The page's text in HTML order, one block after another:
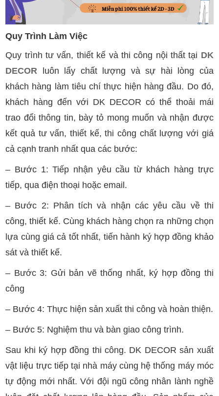
Quy Trình Làm Việc
Quy trình tư vấn, thiết kế và thi công nội thất tại DK
DECOR luôn lấy chất lượng và sự hài lòng của
khách hàng làm tiêu chí thực hiện hàng đầu. Do đó,
khách hàng đến với DK DECOR có thể thoải mái
trao đổi thông tin, bày tỏ mong muốn và nhận được
kết quả tư vấn, thiết kế, thi công chất lượng với giá
cả cạnh tranh nhất qua các bước:
– Bước 1: Tiếp nhận yêu cầu từ khách hàng trực
tiếp, qua điện thoại hoặc email.
– Bước 2: Phân tích và nhận các yêu cầu về thi
công, thiết kế. Cùng khách hàng chọn ra những chọn
lựa cùng giá cả tốt nhất, tiến hành ký hợp đồng khảo
sát và thiết kế.
– Bước 3: Gửi bản vẽ thống nhất, ký hợp đồng thi
công
– Bước 4: Thực hiện sản xuất thi công và hoàn thiện.
– Bước 5: Nghiệm thu và bàn giao công trình.
Sau khi ký hợp đồng thi công. DK DECOR sản xuất
vật liệu trực tiếp tại nhà máy cùng hệ thống máy móc
tự động mới nhất. Với đội ngũ công nhân lành nghề